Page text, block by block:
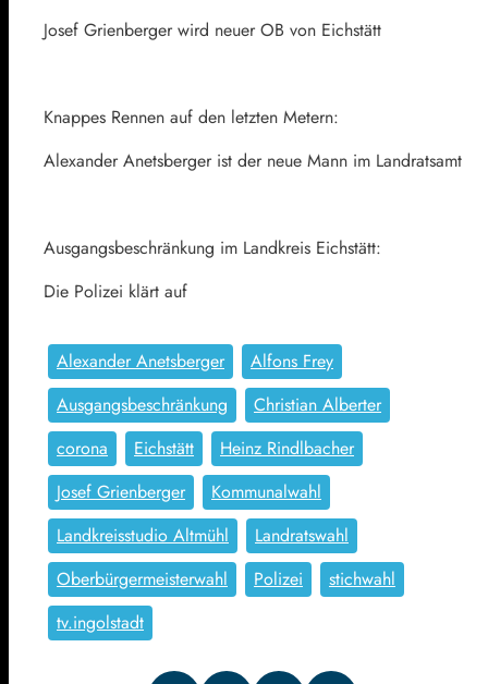
Josef Grienberger wird neuer OB von Eichstätt
Knappes Rennen auf den letzten Metern:
Alexander Anetsberger ist der neue Mann im Landratsamt
Ausgangsbeschränkung im Landkreis Eichstätt:
Die Polizei klärt auf
Alexander Anetsberger
Alfons Frey
Ausgangsbeschränkung
Christian Alberter
corona
Eichstätt
Heinz Rindlbacher
Josef Grienberger
Kommunalwahl
Landkreisstudio Altmühl
Landratswahl
Oberbürgermeisterwahl
Polizei
stichwahl
tv.ingolstadt